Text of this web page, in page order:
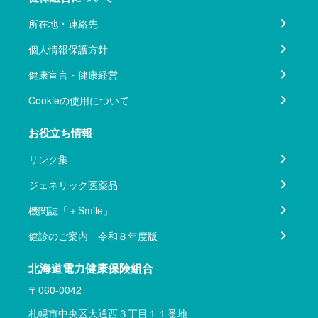
所在地・連絡先
個人情報保護方針
健康宣言・健康経営
Cookieの使用について
お役立ち情報
リンク集
ジェネリック医薬品
機関誌「＋Smile」
健診のご案内 令和８年度版
北海道電力健康保険組合
〒060-0042
札幌市中央区大通西３丁目１１番地